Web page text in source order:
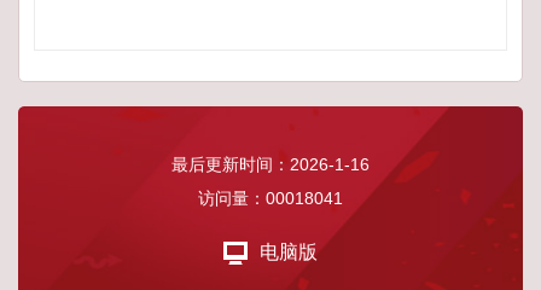
最后更新时间： 2026-1-16
访问量： 00018041
电脑版